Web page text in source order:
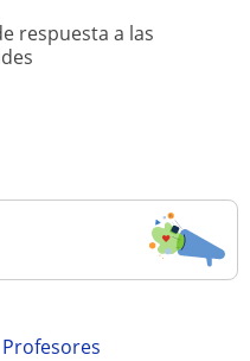
respuesta a las
Profesores